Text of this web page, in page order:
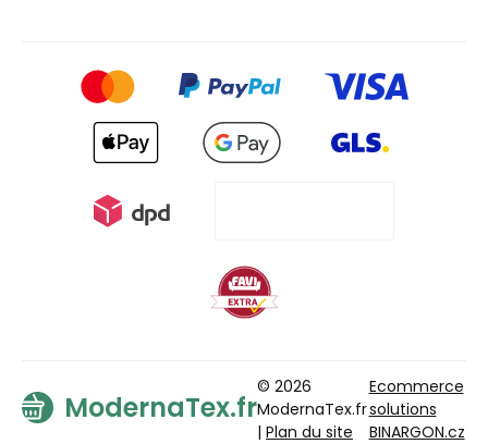
ModernaTex.fr
© 2026
ModernaTex.fr
| Plan du site
Ecommerce
solutions
BINARGON.cz